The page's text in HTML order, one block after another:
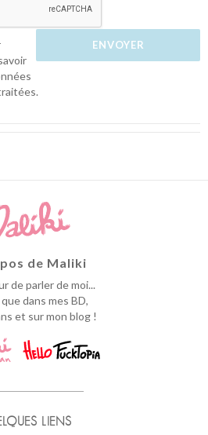
.
de Maliki
de parler de moi...
dans mes BD,
et sur mon blog !
LIENS